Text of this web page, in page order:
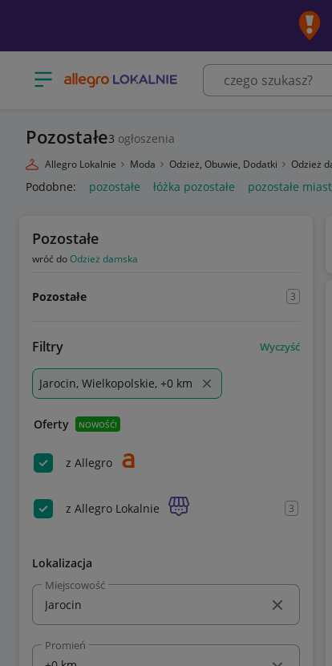
Otwórz menu z kategoriami
Pozostałe3 ogłoszenia
Allegro Lokalnie Moda Odzież, Obuwie, Dodatki Odzież
Podobne: pozostałe łóżka pozostałe pozostałe
Pozostałe
wróć doOdzież damska
Pozostałe 3
Filtry Wyczyść
Jarocin, Wielkopolskie, +0 km
Oferty NOWOŚĆ!
z Allegro
z Allegro Lokalnie 3
Lokalizacja
Miejscowość
Promień